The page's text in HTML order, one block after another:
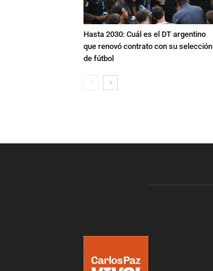
Hasta 2030: Cuál es el DT argentino
que renovó contrato con su selección
de fútbol